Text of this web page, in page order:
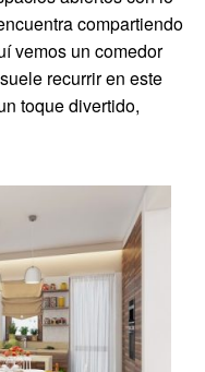
compartiendo
vemos un comedor
recurrir en este
toque divertido,